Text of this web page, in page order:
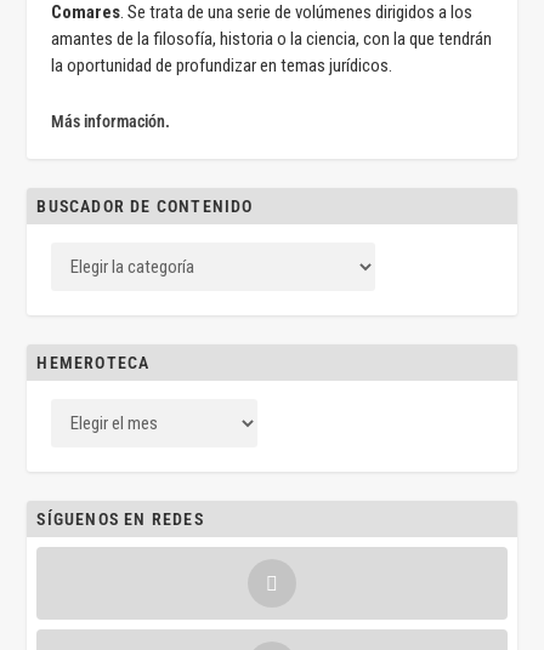
Comares. Se trata de una serie de volúmenes dirigidos a los
amantes de la filosofía, historia o la ciencia, con la que tendrán
la oportunidad de profundizar en temas jurídicos.
Más información.
BUSCADOR DE CONTENIDO
HEMEROTECA
SÍGUENOS EN REDES